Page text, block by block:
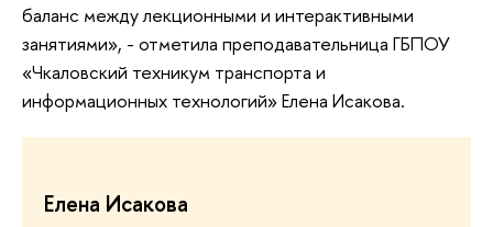
баланс между лекционными и интерактивными
занятиями», - отметила преподавательница ГБПОУ
«Чкаловский техникум транспорта и
информационных технологий» Елена Исакова.
Елена Исакова